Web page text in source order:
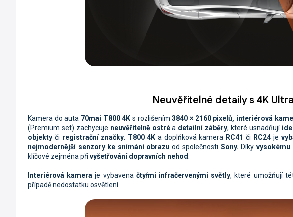
Neuvěřitelné detaily s 4K
Kamera do auta 70mai T800 4K s rozlišením 3840 × 2160 pixelů, interiérová
(Premium set) zachycuje neuvěřitelně ostré a detailní záběry, které usnadňují
objekty či registrační značky T800 4K a doplňková kamera RC41 či RC24je
nejmodernější senzory ke snímání obrazu od společnosti Sony. Díky vysokému
klíčové zejména při vyšetřování dopravních nehod
Interiérová kamera je vybavena čtyřmi infračervenými světly, které umožňují
případě nedostatku osvětlení.